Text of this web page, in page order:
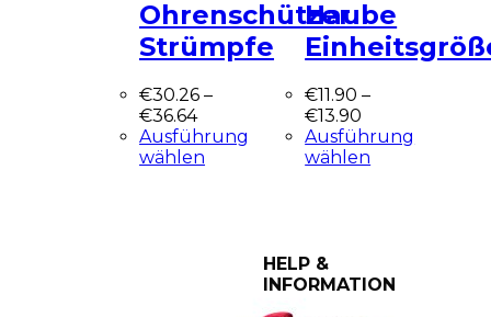
Ohrenschützer
Strümpfe
€30.26 –
€36.64
Ausführung
wählen
Haube
€11.90 –
€13.90
Ausführung
wählen
HELP &
INFORMATION